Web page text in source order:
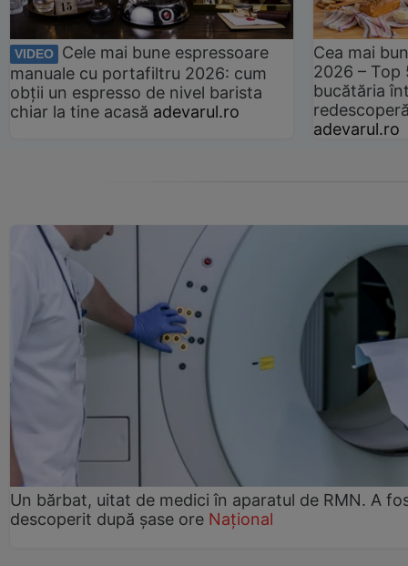
VIDEO
Cele mai bune espressoare
manuale cu portafiltru 2026: cum
obții un espresso de nivel barista
chiar la tine acasă adevarul.ro
Cea mai
2026 –
bucătăria
adevarul.ro
Un bărbat, uitat de medici în aparatul de RMN. A
descoperit după șase ore Național